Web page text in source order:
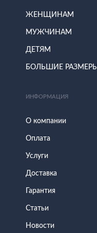
ЖЕНЩИНАМ
МУЖЧИНАМ
ДЕТЯМ
БОЛЬШИЕ РАЗМЕРЫ
ИНФОРМАЦИЯ
О компании
Оплата
Услуги
Доставка
Гарантия
Статьи
Новости